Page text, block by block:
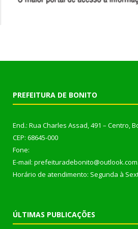
PREFEITURA DE BONITO
End.: Rua Charles Assad, 491 – Centro,
CEP: 68645-000
Fone:
E-mail:
Horário de atendimento: Segunda à
ÚLTIMAS PUBLICAÇÕES